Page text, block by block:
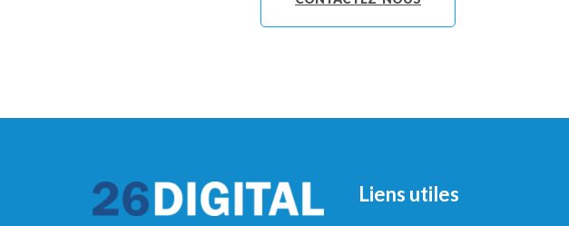
Liens utiles